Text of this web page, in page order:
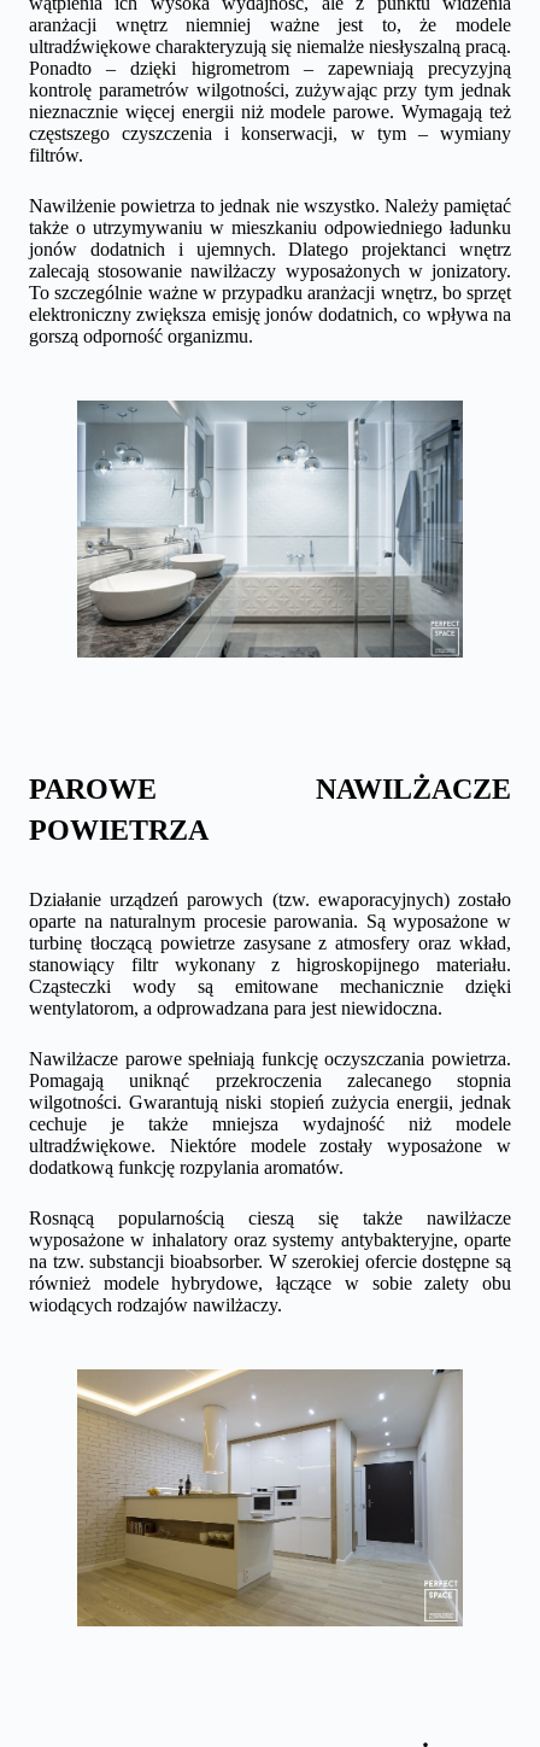
aranżacji wnętrz niemniej ważne jest to, że modele
ultradźwiękowe charakteryzują się niemalże niesłyszalną pracą.
Ponadto – dzięki higrometrom – zapewniają precyzyjną
kontrolę parametrów wilgotności, zużywając przy tym jednak
nieznacznie więcej energii niż modele parowe. Wymagają też
częstszego czyszczenia i konserwacji, w tym – wymiany
filtrów.
Nawilżenie powietrza to jednak nie wszystko. Należy pamiętać
także o utrzymywaniu w mieszkaniu odpowiedniego ładunku
jonów dodatnich i ujemnych. Dlatego projektanci wnętrz
zalecają stosowanie nawilżaczy wyposażonych w jonizatory.
To szczególnie ważne w przypadku aranżacji wnętrz, bo sprzęt
elektroniczny zwiększa emisję jonów dodatnich, co wpływa na
gorszą odporność organizmu.
PAROWE NAWILŻACZE
POWIETRZA
Działanie urządzeń parowych (tzw. ewaporacyjnych) zostało
oparte na naturalnym procesie parowania. Są wyposażone w
turbinę tłoczącą powietrze zasysane z atmosfery oraz wkład,
stanowiący filtr wykonany z higroskopijnego materiału.
Cząsteczki wody są emitowane mechanicznie dzięki
wentylatorom, a odprowadzana para jest niewidoczna.
Nawilżacze parowe spełniają funkcję oczyszczania powietrza.
Pomagają uniknąć przekroczenia zalecanego stopnia
wilgotności. Gwarantują niski stopień zużycia energii, jednak
cechuje je także mniejsza wydajność niż modele
ultradźwiękowe. Niektóre modele zostały wyposażone w
dodatkową funkcję rozpylania aromatów.
Rosnącą popularnością cieszą się także nawilżacze
wyposażone w inhalatory oraz systemy antybakteryjne, oparte
na tzw. substancji bioabsorber. W szerokiej ofercie dostępne są
również modele hybrydowe, łączące w sobie zalety obu
wiodących rodzajów nawilżaczy.